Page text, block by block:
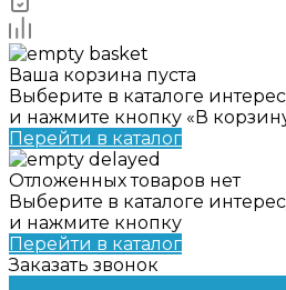
Ваша корзина пуста
Выберите в каталоге
и нажмите кнопку «В
Перейти в каталог
Отложенных товаров нет
Выберите в каталоге
и нажмите кнопку
Перейти в каталог
Заказать звонок